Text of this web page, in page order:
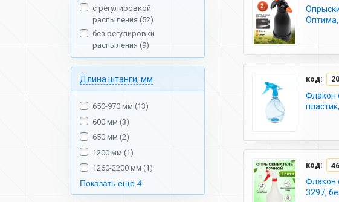
с регулировкой
распыления (52)
без регулировки
распыления (9)
Длина штанги, мм
650-970 мм (13)
600 мм (3)
650 мм (2)
1200 мм (1)
1260-2200 мм (1)
Показать ещё 4
код:
Флакон
код:
Флакон
3297,